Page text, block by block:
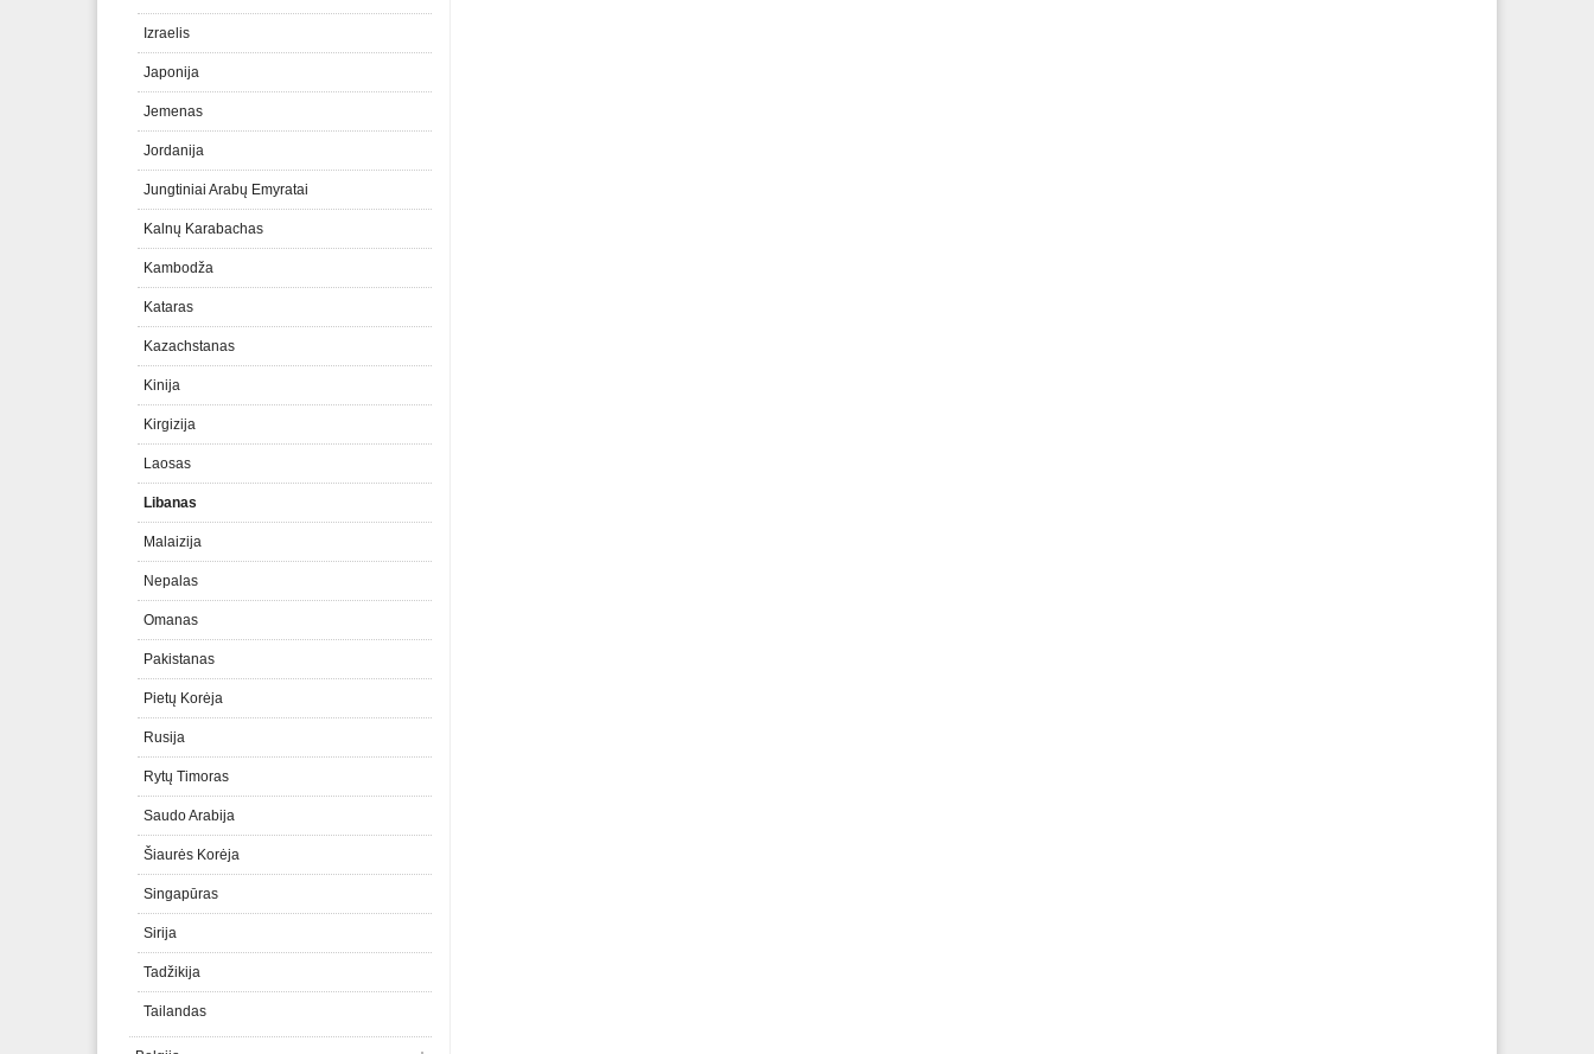
Izraelis
Japonija
Jemenas
Jordanija
Jungtiniai Arabų Emyratai
Kalnų Karabachas
Kambodža
Kataras
Kazachstanas
Kinija
Kirgizija
Laosas
Libanas
Malaizija
Nepalas
Omanas
Pakistanas
Pietų Korėja
Rusija
Rytų Timoras
Saudo Arabija
Šiaurės Korėja
Singapūras
Sirija
Tadžikija
Tailandas